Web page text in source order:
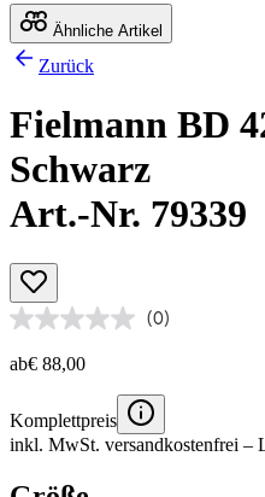
Ähnliche Artikel
Zurück
Fielmann BD
Schwarz
Art.-Nr. 79339
(0)
ab€ 88,00
Komplettpreis
inkl. MwSt. versandkostenfrei –